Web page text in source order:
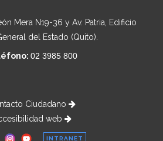
Mera N19-36 y Av. Patria, Edificio
del Estado (Quito).
02 3985 800
Ciudadano
web
INTRANET